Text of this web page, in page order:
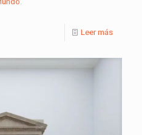
Leer más